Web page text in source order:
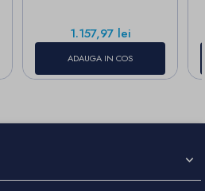
Pret
1.157,97 lei
ADAUGA IN COS